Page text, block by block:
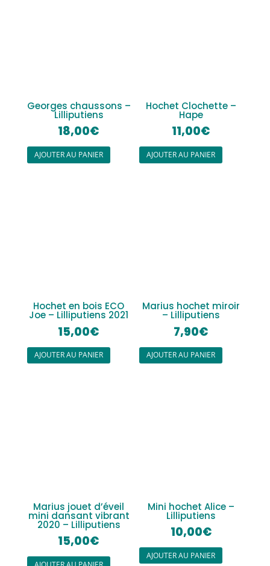
Georges chaussons –
Lilliputiens
18,00€
AJOUTER AU PANIER
Hochet Clochette –
Hape
11,00€
AJOUTER AU PANIER
Hochet en bois ECO
Joe – Lilliputiens 2021
15,00€
AJOUTER AU PANIER
Marius hochet miroir
– Lilliputiens
7,90€
AJOUTER AU PANIER
Marius jouet d’éveil
mini dansant vibrant
2020 – Lilliputiens
15,00€
Mini hochet Alice –
Lilliputiens
10,00€
AJOUTER AU PANIER